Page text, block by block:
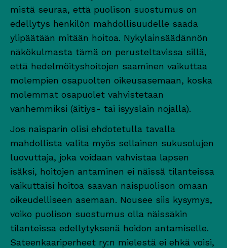
mistä seuraa, että puolison suostumus on
edellytys henkilön mahdollisuudelle saada
ylipäätään mitään hoitoa. Nykylainsäädännön
näkökulmasta tämä on perusteltavissa sillä,
että hedelmöityshoitojen saaminen vaikuttaa
molempien osapuolten oikeusasemaan, koska
molemmat osapuolet vahvistetaan
vanhemmiksi (äitiys- tai isyyslain nojalla).
Jos naisparin olisi ehdotetulla tavalla
mahdollista valita myös sellainen sukusolujen
luovuttaja, joka voidaan vahvistaa lapsen
isäksi, hoitojen antaminen ei näissä tilanteissa
vaikuttaisi hoitoa saavan naispuolison omaan
oikeudelliseen asemaan. Nousee siis kysymys,
voiko puolison suostumus olla näissäkin
tilanteissa edellytyksenä hoidon antamiselle.
Sateenkaariperheet ry:n mielestä ei ehkä voisi,